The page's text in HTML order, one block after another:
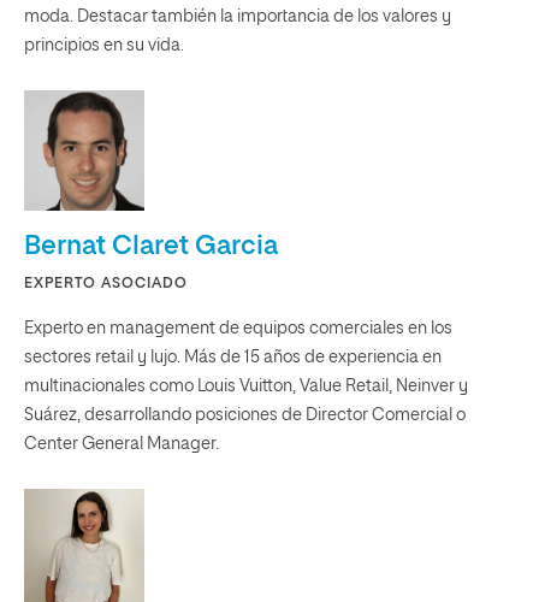
moda. Destacar también la importancia de los valores y
principios en su vida.
Bernat Claret Garcia
EXPERTO ASOCIADO
Experto en management de equipos comerciales en los
sectores retail y lujo. Más de 15 años de experiencia en
multinacionales como Louis Vuitton, Value Retail, Neinver y
Suárez, desarrollando posiciones de Director Comercial o
Center General Manager.